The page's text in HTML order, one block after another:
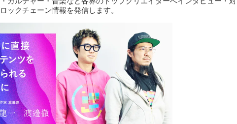
ックチェーン情報を発信します。